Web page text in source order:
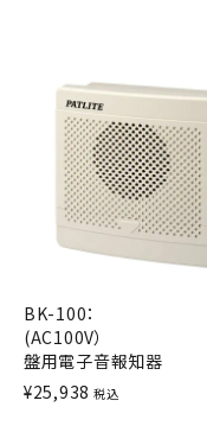
BK-100：
(AC100V）
盤用電子音報知器
¥25,938 税込